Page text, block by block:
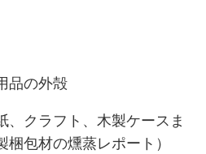
品の外殻
、クラフト、木製ケースま
包材の燻蒸レポート）